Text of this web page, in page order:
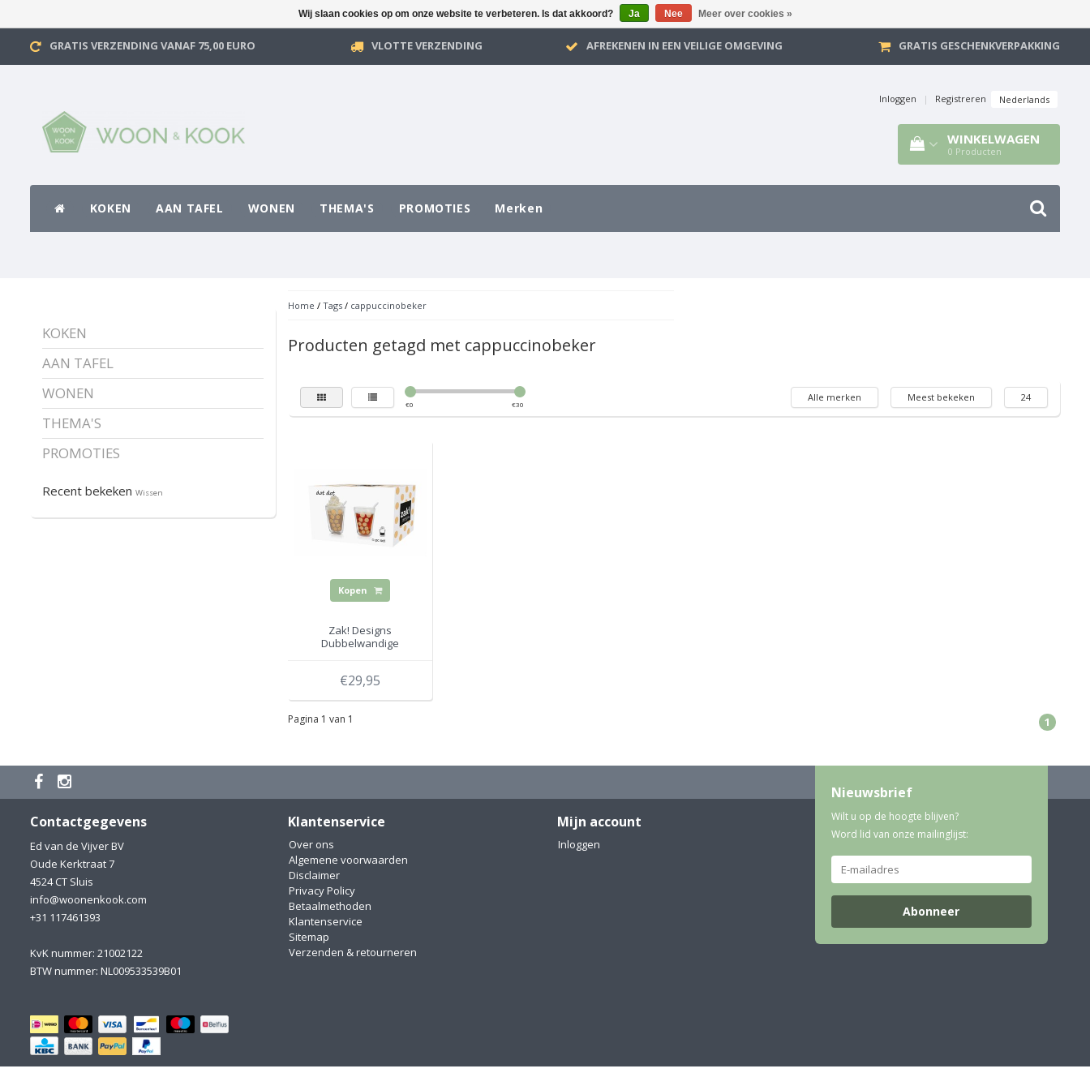
GRATIS VERZENDING VANAF 75,00 EURO VLOTTE VERZENDING AFREKENEN IN EEN VEILIGE OMGEVING GRATIS GESCHENKVERPAKKING
Inloggen | Registreren Nederlands
WINKELWAGEN
0 Producten
KOKEN AAN TAFEL WONEN THEMA'S PROMOTIES Merken
KOKEN
AAN TAFEL
WONEN
THEMA'S
PROMOTIES
Recent bekeken Wissen
Home / Tags/ cappuccinobeker
Producten getagd met cappuccinobeker
€0 €30
Alle merken Meest bekeken 24
Kopen
Zak! Designs
Dubbelwandige
€29,95
Pagina 1 van 1 1
Contactgegevens
Ed van de Vijver BV
Oude Kerktraat 7
4524 CT Sluis
info@woonenkook.com
+31 117461393
KvK nummer: 21002122
BTW nummer: NL009533539B01
Klantenservice
Over ons
Algemene voorwaarden
Disclaimer
Privacy Policy
Betaalmethoden
Klantenservice
Sitemap
Verzenden & retourneren
Mijn account
Inloggen
Nieuwsbrief
Wilt u op de hoogte blijven?
Word lid van onze mailinglijst:
Abonneer
Wij slaan cookies op om onze website te verbeteren. Is dat akkoord? Ja Nee Meer over cookies »